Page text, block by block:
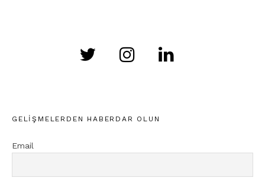
GELIŞMELERDEN HABERDAR OLUN
Email